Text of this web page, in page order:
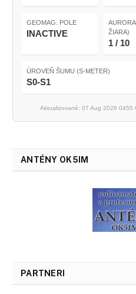
GEOMAG. POLE
INACTIVE
AURORA
ŽIARA)
1 / 10
ÚROVEŇ ŠUMU (S-METER)
S0-S1
Aktualizované: 07 Aug 2026 0455
ANTÉNY OK5IM
PARTNERI